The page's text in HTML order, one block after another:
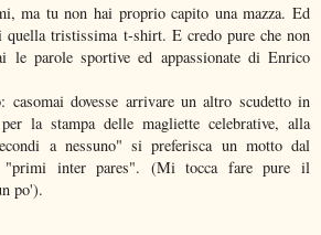
ma tu non hai proprio capito una mazza. Ed
quella tristissima t-shirt. E credo pure che non
le parole sportive ed appassionate di Enrico
casomai dovesse arrivare un altro scudetto in
la stampa delle magliette celebrative, alla
a nessuno" si preferisca un motto dal
"primi inter pares". (Mi tocca fare pure il
po').